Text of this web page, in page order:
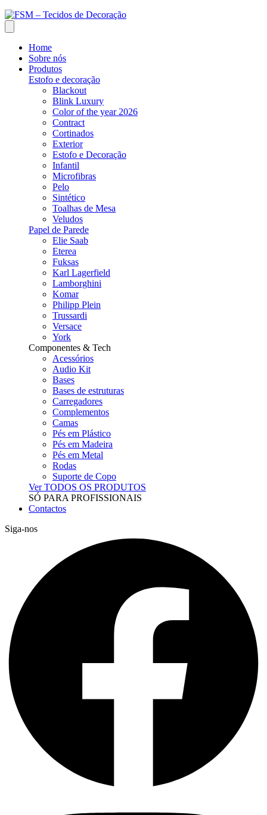
Home
Sobre nós
Produtos
Estofo e decoração
Blackout
Blink Luxury
Color of the year 2026
Contract
Cortinados
Exterior
Estofo e Decoração
Infantil
Microfibras
Pelo
Sintético
Toalhas de Mesa
Veludos
Papel de Parede
Elie Saab
Eterea
Fuksas
Karl Lagerfield
Lamborghini
Komar
Philipp Plein
Trussardi
Versace
York
Componentes & Tech
Acessórios
Audio Kit
Bases
Bases de estruturas
Carregadores
Complementos
Camas
Pés em Plástico
Pés em Madeira
Pés em Metal
Rodas
Suporte de Copo
Ver TODOS OS PRODUTOS
SÓ PARA PROFISSIONAIS
Contactos
Siga-nos